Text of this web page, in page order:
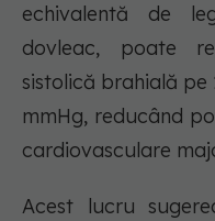
echivalentă de
dovleac, poate
sistolică brahială pe
mmHg, reducând
cardiovasculare
Acest lucru